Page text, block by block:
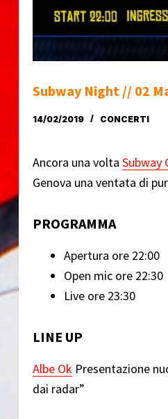
Subway Night // 02
14/02/2019 CONCERTI
Ancora una volta Subway
Genova una ventata di
PROGRAMMA
Apertura ore 22:00
Open mic ore 22:30
Live ore 23:30
LINE UP
Albe OkPresentazione
dai radar”